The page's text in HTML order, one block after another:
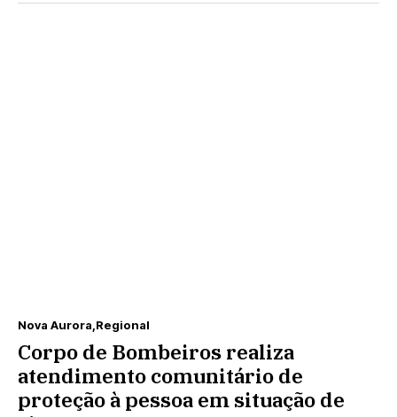
Nova Aurora Regional
Corpo de Bombeiros realiza
atendimento comunitário de
proteção à pessoa em situação de